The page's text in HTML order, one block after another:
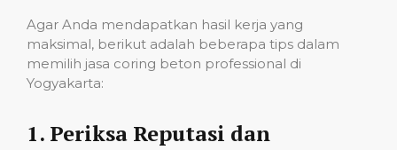
Agar Anda mendapatkan hasil kerja yang
maksimal, berikut adalah beberapa tips dalam
memilih jasa coring beton professional di
Yogyakarta:
1. Periksa Reputasi dan